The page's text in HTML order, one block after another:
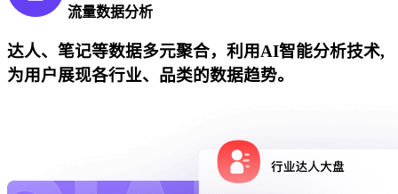
流量数据分析
达人、笔记等数据多元聚合，利用AI智能分析技术,
为用户展现各行业、品类的数据趋势。